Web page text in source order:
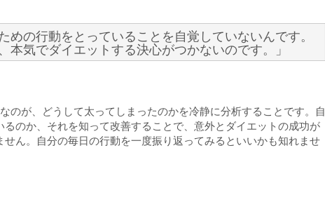
めの行動をとっていることを自覚していないんです。
本気でダイエットする決心がつかないのです。」
のが、どうして太ってしまったのかを冷静に分析することです。自
のか、それを知って改善することで、意外とダイエットの成功が
ん。自分の毎日の行動を一度振り返ってみるといいかも知れませ